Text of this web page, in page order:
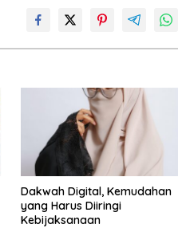
Dakwah Digital, Kemudahan
yang Harus Diiringi
Kebijaksanaan